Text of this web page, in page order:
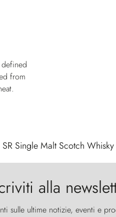
from
SR Single Malt Scotch Whisky
alla
sulle ultime notizie, eventi e